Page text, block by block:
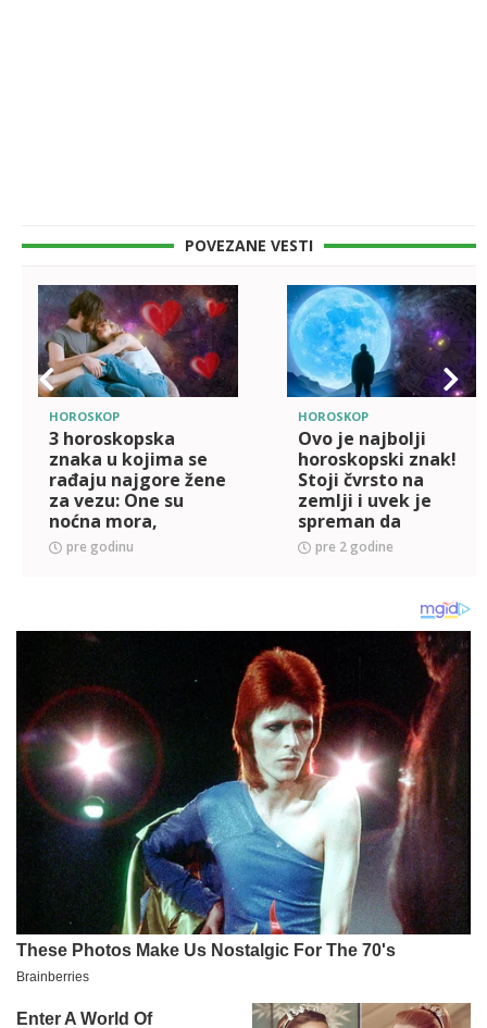
POVEZANE VESTI
HOROSKOP
3 horoskopska
znaka u kojima se
rađaju najgore žene
za vezu: One su
noćna mora,
muškarci beže
glavom bez obzira
pre godinu
HOROSKOP
Ovo je najbolji
horoskopski znak!
Stoji čvrsto na
zemlji i uvek je
spreman da
pomogne
pre 2 godine